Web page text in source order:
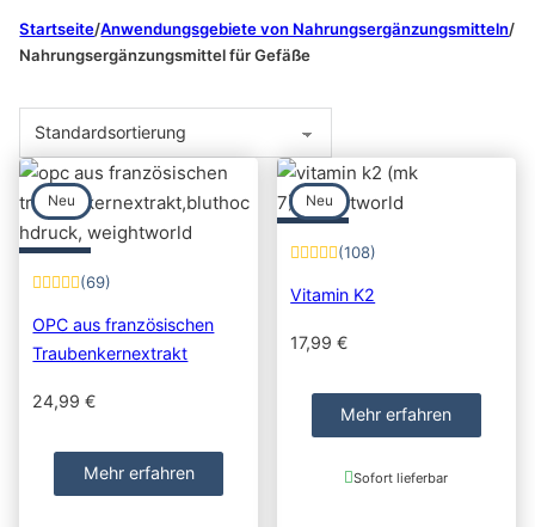
Startseite/Anwendungsgebiete von Nahrungsergänzungsmitteln/
Nahrungsergänzungsmittel für Gefäße
(69)
OPC aus französischen
Traubenkernextrakt
24,99€
Mehr erfahren
Neu
(108)
Vitamin K2
17,99€
Mehr erfahren
Sofort lieferbar
Neu